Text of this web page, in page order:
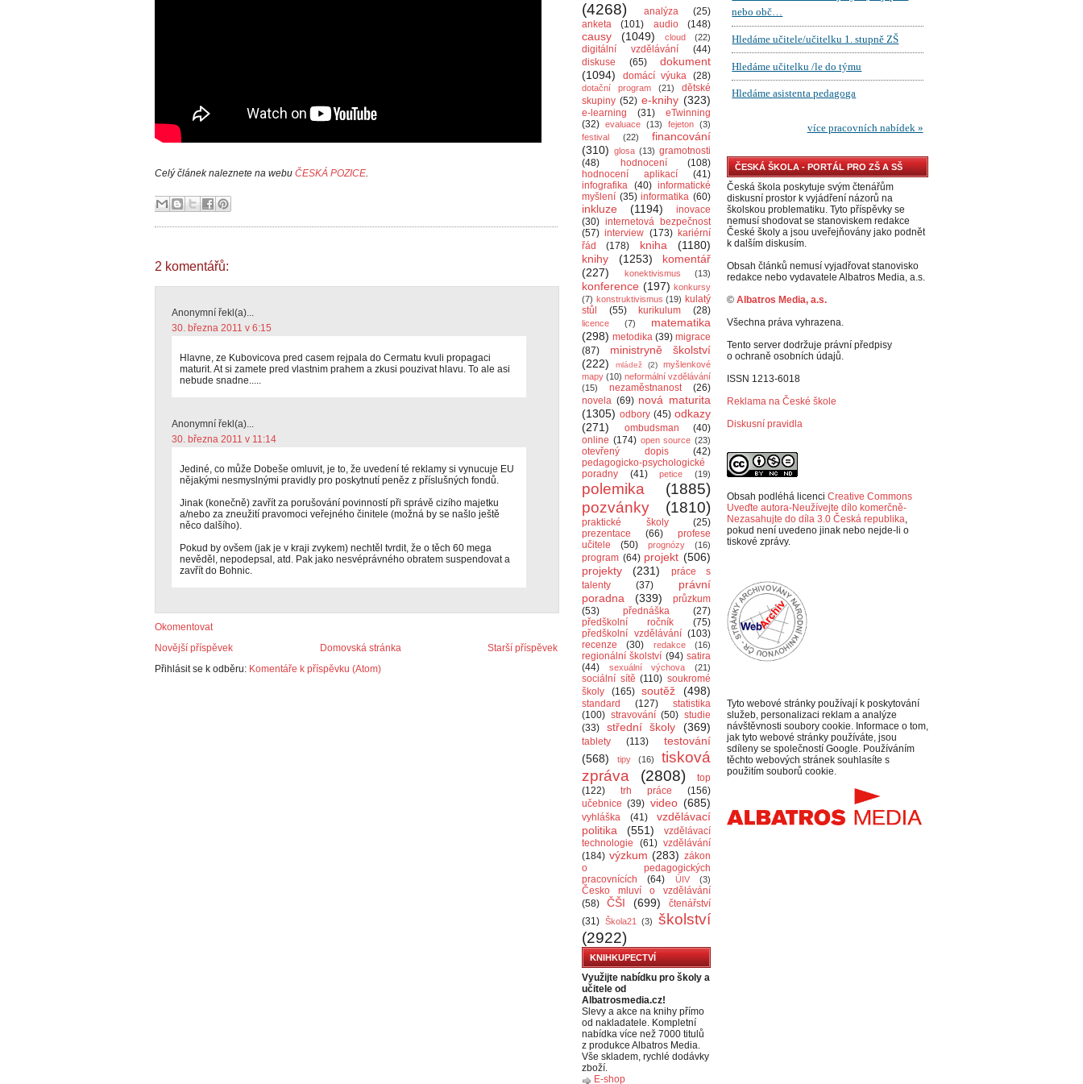
Celý článek naleznete na webu ČESKÁ POZICE.
2 komentářů:
Anonymní řekl(a)...
30. března 2011 v 6:15
Hlavne, ze Kubovicova pred casem rejpala do Cermatu kvuli propagaci
maturit. At si zamete pred vlastnim prahem a zkusi pouzivat hlavu. To ale asi
nebude snadne.....
Anonymní řekl(a)...
30. března 2011 v 11:14
Jediné, co může Dobeše omluvit, je to, že uvedení té reklamy si vynucuje EU
nějakými nesmyslnými pravidly pro poskytnutí peněz z příslušných fondů.
Jinak (konečně) zavřít za porušování povinností při správě cizího majetku
a/nebo za zneužití pravomoci veřejného činitele (možná by se našlo ještě
něco dalšího).
Pokud by ovšem (jak je v kraji zvykem) nechtěl tvrdit, že o těch 60 mega
nevěděl, nepodepsal, atd. Pak jako nesvéprávného obratem suspendovat a
zavřít do Bohnic.
Okomentovat
Novější příspěvek
Starší příspěvek
Domovská stránka
Přihlásit se k odběru: Komentáře k příspěvku (Atom)
(4268)
analýza
(25)
anketa
(101) audio (148)
causy (1049) cloud (22)
digitální vzdělávání
(44)
diskuse
(65)
dokument
(1094)
domácí výuka (28)
dotační program (21)
dětské
skupiny (52) e-knihy (323)
e-learning (31)
eTwinning
(32) evaluace (13) fejeton (3)
festival
(22)
financování
(310) glosa (13) gramotnosti
(48)
hodnocení
(108)
hodnocení aplikací
(41)
infografika (40) informatické
myšlení (35) informatika (60)
inkluze (1194)
inovace
(30) internetová bezpečnost
(57) interview (173) kariérní
řád
(178) kniha
(1180)
knihy
(1253)
komentář
(227)
konektivismus (13)
konference (197) konkursy
(7) konstruktivismus (19) kulatý
stůl
(55) kurikulum (28)
licence (7)
matematika
(298) metodika (39) migrace
(87)
ministryně školství
(222)
mládež (2)
myšlenkové
mapy (10) neformální vzdělávání
(15)
nezaměstnanost
(26)
novela (69) nová maturita
(1305) odbory (45) odkazy
(271)
ombudsman
(40)
online (174) open source (23)
otevřený dopis
(42)
pedagogicko-psychologické
poradny
(41) petice (19)
polemika
(1885)
pozvánky
(1810)
praktické školy
(25)
prezentace
(66)
profese
učitele
(50) prognózy (16)
program (64) projekt (506)
projekty
(231)
práce s
talenty
(37)
právní
poradna
(339)
průzkum
(53)
přednáška
(27)
předškolní ročník
(75)
předškolní vzdělávání (103)
recenze
(30) redakce (16)
regionální školství (94) satira
(44)
sexuální výchova (21)
sociální sítě (110) soukromé
školy
(165) soutěž (498)
standard (127)
statistika
(100) stravování (50) studie
(33)
střední školy (369)
tablety (113)
testování
(568)
tipy (16)
tisková
zpráva
(2808)
top
(122)
trh práce
(156)
učebnice (39) video (685)
vyhláška (41)
vzdělávací
politika
(551)
vzdělávací
technologie
(61) vzdělávání
(184) výzkum (283) zákon
o pedagogických
pracovnících
(64) ÚIV (3)
Česko mluví o vzdělávání
(58)
ČŠI (699)
čtenářství
(31) Škola21 (3)
školství
(2922)
KNIHKUPECTVÍ
Využijte nabídku pro školy a
učitele od
Albatrosmedia.cz!
Slevy a akce na knihy přímo
od nakladatele. Kompletní
nabídka více než 7000 titulů
z produkce Albatros Media.
Vše skladem, rychlé dodávky
zboží.
E-shop
ČESKÁ ŠKOLA - PORTÁL PRO ZŠ A SŠ
Česká škola poskytuje svým čtenářům
diskusní prostor k vyjádření názorů na
školskou problematiku. Tyto příspěvky se
nemusí shodovat se stanoviskem redakce
České školy a jsou uveřejňovány jako podnět
k dalším diskusím.
Obsah článků nemusí vyjadřovat stanovisko
redakce nebo vydavatele Albatros Media, a.s.
© Albatros Media, a.s.
Všechna práva vyhrazena.
Tento server dodržuje právní předpisy
o ochraně osobních údajů.
ISSN 1213-6018
Reklama na České škole
Diskusní pravidla
Obsah podléhá licenci Creative Commons
Uveďte autora-Neužívejte dílo komerčně-
Nezasahujte do díla 3.0 Česká republika
pokud není uvedeno jinak nebo nejde-li o
tiskové zprávy.
Tyto webové stránky používají k poskytování
služeb, personalizaci reklam a analýze
návštěvnosti soubory cookie. Informace o tom,
jak tyto webové stránky používáte, jsou
sdíleny se společností Google. Používáním
těchto webových stránek souhlasíte s
použitím souborů cookie.